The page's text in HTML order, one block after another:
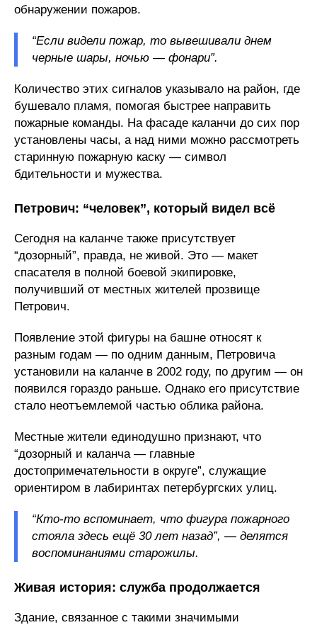
обнаружении пожаров.
“Если видели пожар, то вывешивали днем
черные шары, ночью — фонари”.
Количество этих сигналов указывало на район, где
бушевало пламя, помогая быстрее направить
пожарные команды. На фасаде каланчи до сих пор
установлены часы, а над ними можно рассмотреть
старинную пожарную каску — символ
бдительности и мужества.
Петрович: “человек”, который видел всё
Сегодня на каланче также присутствует
“дозорный”, правда, не живой. Это — макет
спасателя в полной боевой экипировке,
получивший от местных жителей прозвище
Петрович.
Появление этой фигуры на башне относят к
разным годам — по одним данным, Петровича
установили на каланче в 2002 году, по другим — он
появился гораздо раньше. Однако его присутствие
стало неотъемлемой частью облика района.
Местные жители единодушно признают, что
“дозорный и каланча — главные
достопримечательности в округе”, служащие
ориентиром в лабиринтах петербургских улиц.
“Кто-то вспоминает, что фигура пожарного
стояла здесь ещё 30 лет назад”, — делятся
воспоминаниями старожилы.
Живая история: служба продолжается
Здание, связанное с такими значимыми